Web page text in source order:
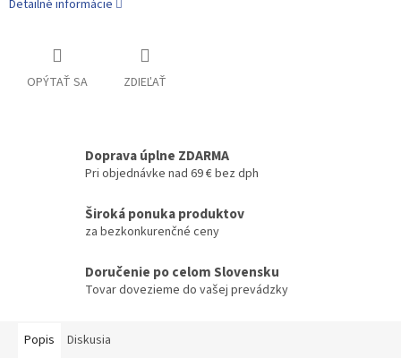
Detailné informácie
OPÝTAŤ SA ZDIEĽAŤ
Doprava úplne ZDARMA
Pri objednávke nad 69 € bez dph
Široká ponuka produktov
za bezkonkurenčné ceny
Doručenie po celom Slovensku
Tovar dovezieme do vašej prevádzky
Popis Diskusia